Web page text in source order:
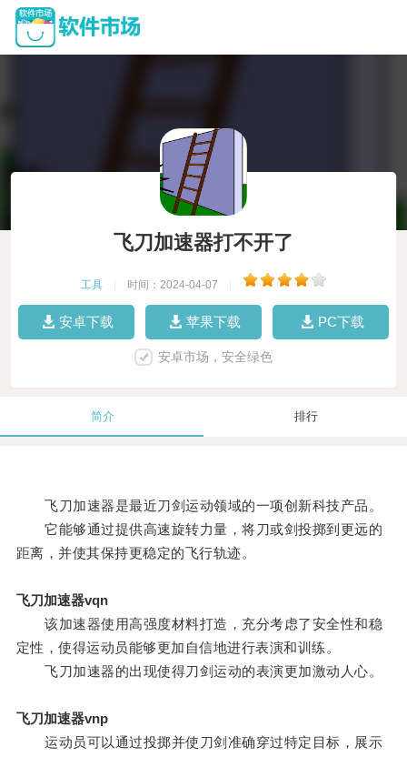
飞刀加速器打不开了
工具 时间：2024-04-07
安卓下载 苹果下载 PC下载
安卓市场，安全绿色
简介 排行
飞刀加速器是最近刀剑运动领域的一项创新科技产品。
它能够通过提供高速旋转力量，将刀或剑投掷到更远的
距离，并使其保持更稳定的飞行轨迹。
飞刀加速器vqn
该加速器使用高强度材料打造，充分考虑了安全性和稳
定性，使得运动员能够更加自信地进行表演和训练。
飞刀加速器的出现使得刀剑运动的表演更加激动人心。
飞刀加速器vnp
运动员可以通过投掷并使刀剑准确穿过特定目标，展示